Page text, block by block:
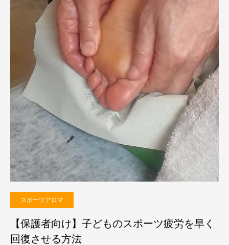
スポーツアロマ
【保護者向け】子どものスポーツ疲労を早く
回復させる方法